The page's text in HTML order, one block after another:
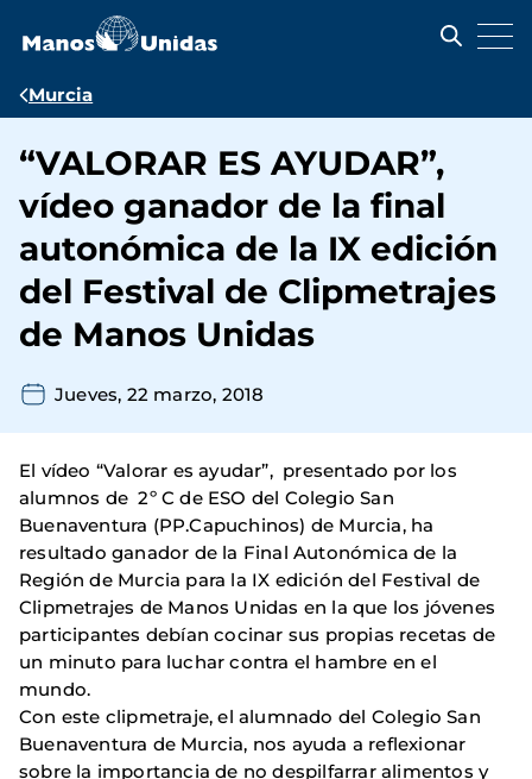
contenido
Ruta
navegación
Murcia
“VALORAR ES AYUDAR”,
vídeo ganador de la final
autonómica de la IX edición
del Festival de Clipmetrajes
de Manos Unidas
Jueves, 22 marzo, 2018
El vídeo “Valorar es ayudar”, presentado por los
alumnos de 2º C de ESO del Colegio San
Buenaventura (PP.Capuchinos) de Murcia, ha
resultado ganador de la Final Autonómica de la
Región de Murcia para la IX edición del Festival de
Clipmetrajes de Manos Unidas en la que los jóvenes
participantes debían cocinar sus propias recetas de
un minuto para luchar contra el hambre en el
mundo.
Con este clipmetraje, el alumnado del Colegio San
Buenaventura de Murcia, nos ayuda a reflexionar
sobre la importancia de no despilfarrar alimentos y